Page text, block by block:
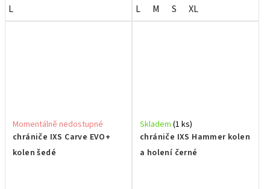
L L M S XL
chrániče IXS Carve EVO+
kolen šedé
Momentálně nedostupné
chrániče IXS Hammer kolen
a holení černé
Skladem (1 ks)